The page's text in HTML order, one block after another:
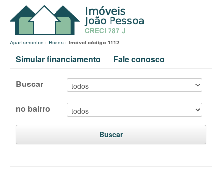
Apartamentos › Bessa › Imóvel código 1112
Simular financiamento Fale conosco
Buscar
no bairro
Buscar